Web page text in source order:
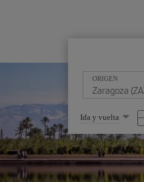
ORIGEN
Seleccione
una
opción
Ida y vuelta